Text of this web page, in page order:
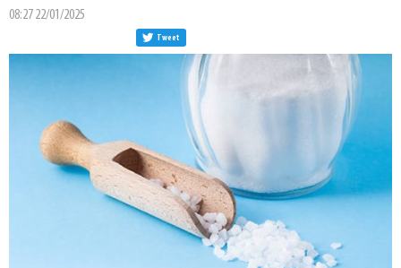
08:27 22/01/2025
Tweet